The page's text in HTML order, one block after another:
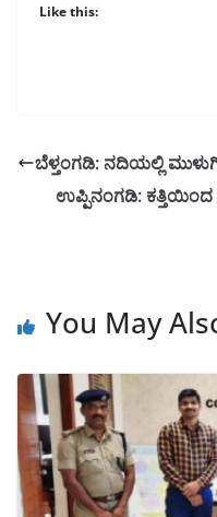
Like this:
ಬೆಳ್ತಂಗಡಿ: ನದಿಯಲ್ಲಿ
ಉಪ್ಪಿನಂಗಡಿ: ಕತ್ತಿಯಿಂದ
You May